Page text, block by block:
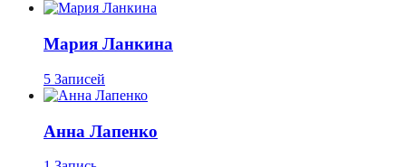
Мария Ланкина
5 Записей
Анна Лапенко